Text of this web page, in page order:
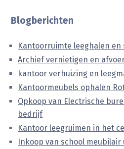
Blogberichten
Kantoorruimte leeghalen en
Archief vernietigen en
kantoor verhuizing en
Kantoormeubels ophalen
Opkoop van Electrische
bedrijf
Kantoor leegruimen in het
Inkoop van school